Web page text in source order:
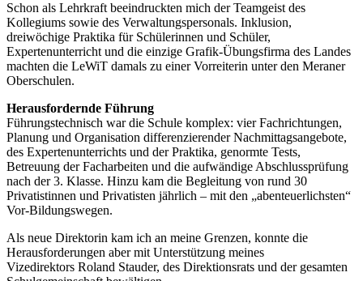
Schon als Lehrkraft beeindruckten mich der Teamgeist des
Kollegiums sowie des Verwaltungspersonals. Inklusion,
dreiwöchige Praktika für Schülerinnen und Schüler,
Expertenunterricht und die einzige Grafik-Übungsfirma des Landes
machten die LeWiT damals zu einer Vorreiterin unter den Meraner
Oberschulen.
Herausfordernde Führung
Führungstechnisch war die Schule komplex: vier Fachrichtungen,
Planung und Organisation differenzierender Nachmittagsangebote,
des Expertenunterrichts und der Praktika, genormte Tests,
Betreuung der Facharbeiten und die aufwändige Abschlussprüfung
nach der 3. Klasse. Hinzu kam die Begleitung von rund 30
Privatistinnen und Privatisten jährlich – mit den „abenteuerlichsten“
Vor-Bildungswegen.
Als neue Direktorin kam ich an meine Grenzen, konnte die
Herausforderungen aber mit Unterstützung meines
Vizedirektors Roland Stauder, des Direktionsrats und der gesamten